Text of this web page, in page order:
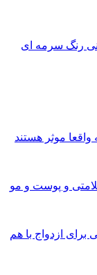
رنگ سرمه ای
برای ازدواج با هم